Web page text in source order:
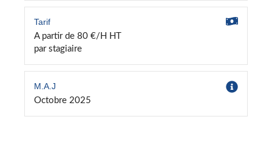
Tarif
A partir de 80 €/H HT
par stagiaire
M.A.J
Octobre 2025